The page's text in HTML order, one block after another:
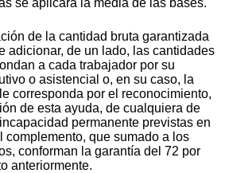
se aplicará la media de las bases.
de la cantidad bruta garantizada
adicionar, de un lado, las cantidades
a cada trabajador por su
o asistencial o, en su caso, la
corresponda por el reconocimiento,
de esta ayuda, de cualquiera de
permanente previstas en
complemento, que sumado a los
conforman la garantía del 72 por
anteriormente.